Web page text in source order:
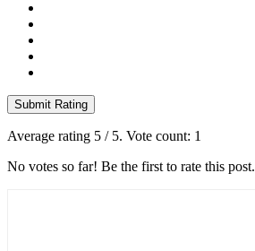
Submit Rating
Average rating 5 / 5. Vote count: 1
No votes so far! Be the first to rate this post.